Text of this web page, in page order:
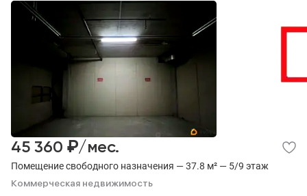
Помещение свободного назначения — 37.8 м² — 5/9 этаж
Коммерческая недвижимость
45 360 ₽/мес.